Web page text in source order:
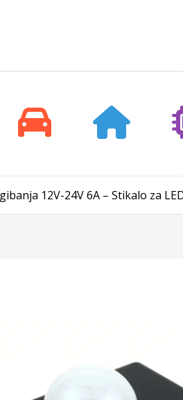
12V-24V 6A – Stikalo za